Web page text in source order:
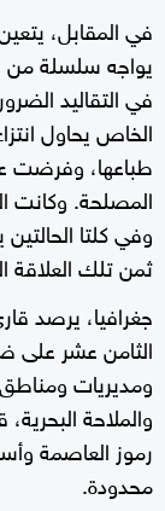
في المقابل،
يواجه سلسلة من
في التقاليد
الخاص يحاول
طباعها، وفرضت
المصلحة. وكانت
وفي كلتا
ثمن تلك العلاقة
جغرافيا، يرصد
الثامن عشر على
ومديريات
والملاحة
رموز العاصمة
محدودة.